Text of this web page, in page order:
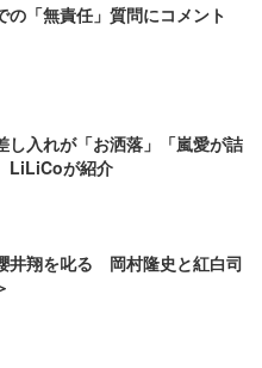
の「無責任」質問にコメント
し入れが「お洒落」「嵐愛が詰
LiLiCoが紹介
井翔を叱る 岡村隆史と紅白司